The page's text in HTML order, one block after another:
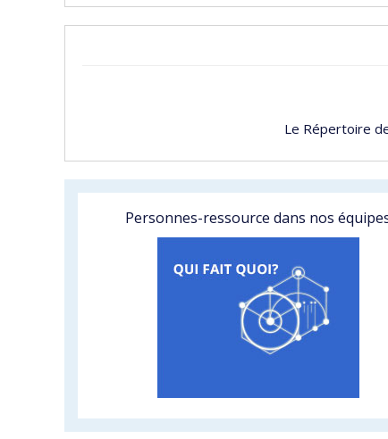
Le Répertoire
Personnes-ressource dans nos